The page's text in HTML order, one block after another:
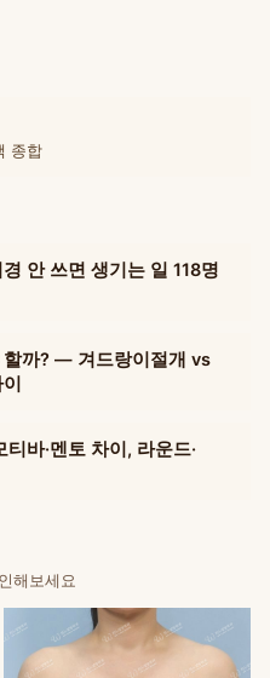
종합
안 쓰면 생기는 일 118명
할까? — 겨드랑이절개 vs
바·멘토 차이, 라운드·
해보세요